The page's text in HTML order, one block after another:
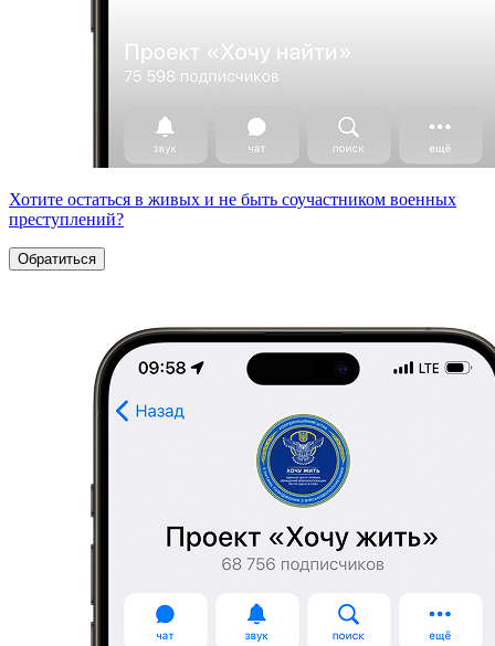
Хотите остаться в живых и не быть соучастником военных
преступлений?
Обратиться